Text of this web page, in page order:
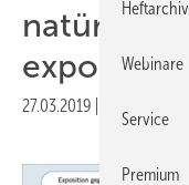
natürlicher
exponiert
27.03.2019
Heftarchiv
Webinare
Service
Premium